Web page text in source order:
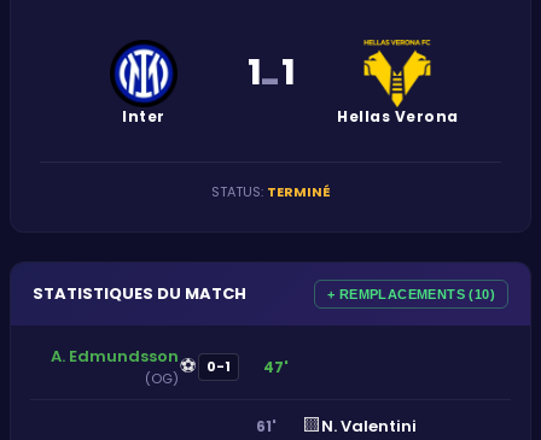
Inter
1-1
Hellas Verona
STATUS: TERMINÉ
STATISTIQUES DU MATCH + REMPLACEMENTS (10)
A. Edmundsson
(OG)⚽ 0-1 47'
61' 🟨N. Valentini